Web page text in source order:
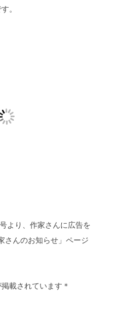
。
より、作家さんに広告を
さんのお知らせ」ページ
載されています＊